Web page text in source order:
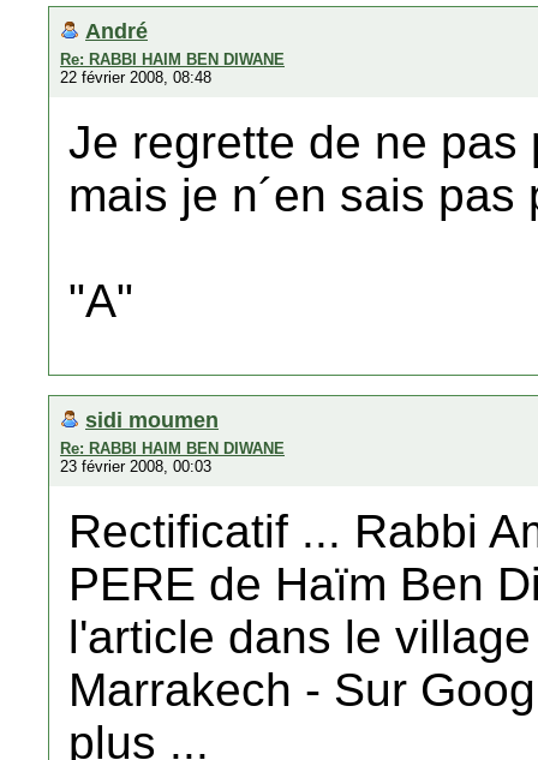
André
Re: RABBI HAIM BEN DIWANE
22 février 2008, 08:48
Je regrette de ne pas
mais je n´en sais pas
"A"
sidi moumen
Re: RABBI HAIM BEN DIWANE
23 février 2008, 00:03
Rectificatif ... Rabbi
PERE de Haïm Ben
l'article dans le
Marrakech - Sur
plus ...